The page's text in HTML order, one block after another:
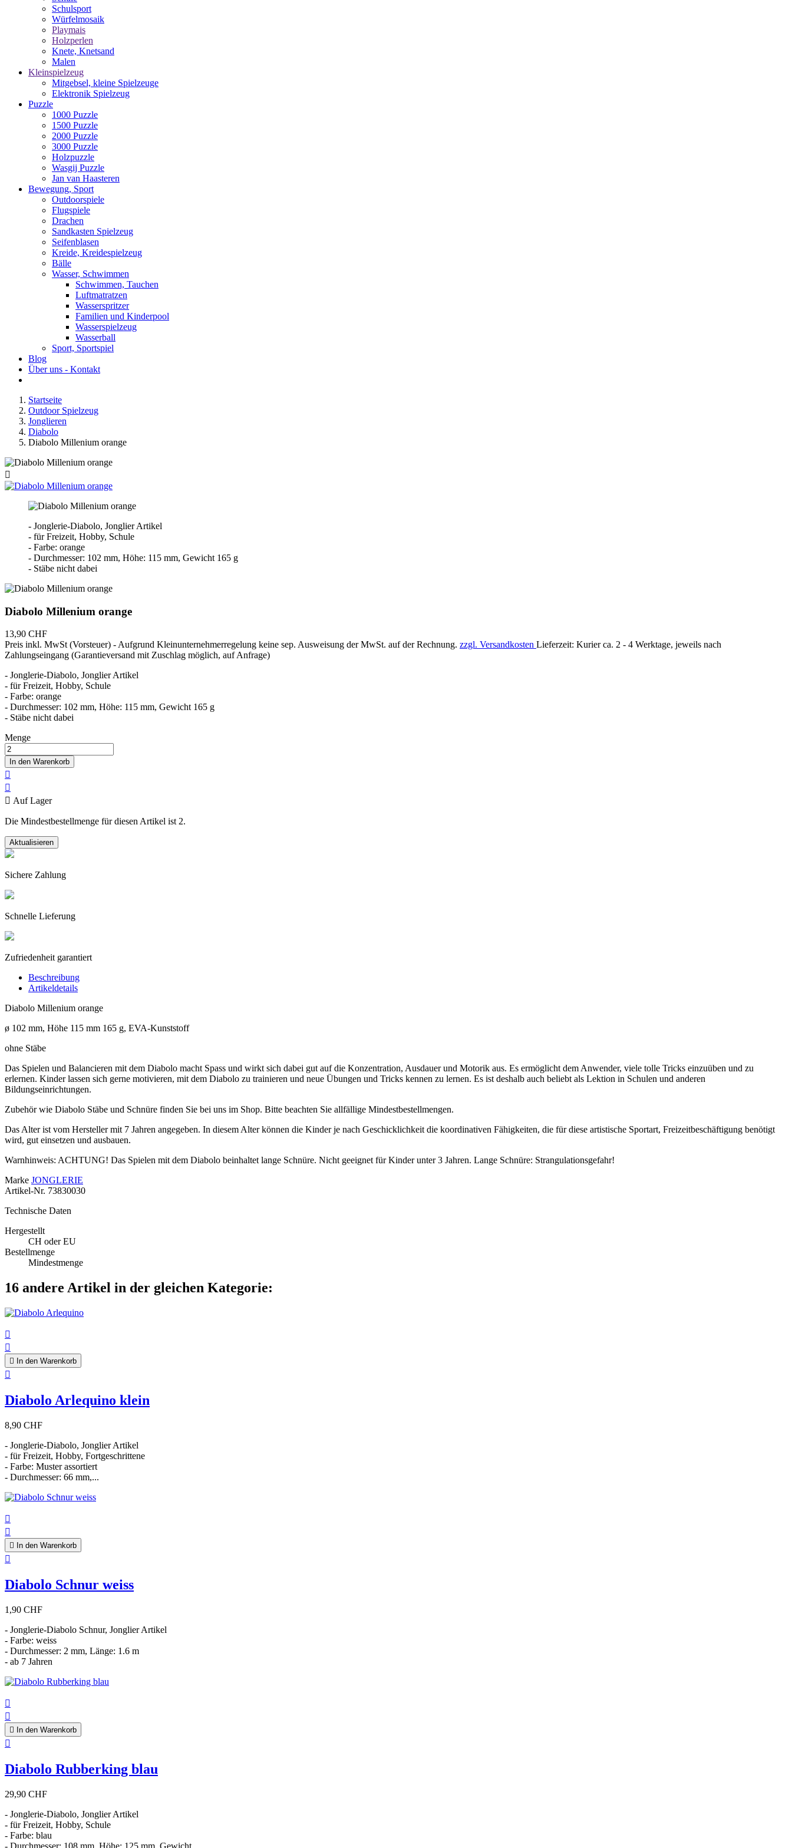
Schulsport
Würfelmosaik
Playmais
Holzperlen
Knete, Knetsand
Malen
Kleinspielzeug
Mitgebsel, kleine Spielzeuge
Elektronik Spielzeug
Puzzle
1000 Puzzle
1500 Puzzle
2000 Puzzle
3000 Puzzle
Holzpuzzle
Wasgij Puzzle
Jan van Haasteren
Bewegung, Sport
Outdoorspiele
Flugspiele
Drachen
Sandkasten Spielzeug
Seifenblasen
Kreide, Kreidespielzeug
Bälle
Wasser, Schwimmen
Schwimmen, Tauchen
Luftmatratzen
Wasserspritzer
Familien und Kinderpool
Wasserspielzeug
Wasserball
Sport, Sportspiel
Blog
Über uns - Kontakt
Startseite
Outdoor Spielzeug
Jonglieren
Diabolo
Diabolo Millenium orange

- Jonglerie-Diabolo, Jonglier Artikel
- für Freizeit, Hobby, Schule
- Farbe: orange
- Durchmesser: 102 mm, Höhe: 115 mm, Gewicht 165 g
- Stäbe nicht dabei
Diabolo Millenium orange
13,90 CHF
Preis inkl. MwSt (Vorsteuer) - Aufgrund Kleinunternehmerregelung keine sep. Ausweisung der MwSt. auf der Rechnung. zzgl. Versandkosten Lieferzeit: Kurier ca. 2 - 4 Werktage, jeweils nach
Zahlungseingang (Garantieversand mit Zuschlag möglich, auf Anfrage)
- Jonglerie-Diabolo, Jonglier Artikel
- für Freizeit, Hobby, Schule
- Farbe: orange
- Durchmesser: 102 mm, Höhe: 115 mm, Gewicht 165 g
- Stäbe nicht dabei
Menge
In den Warenkorb


 Auf Lager
Die Mindestbestellmenge für diesen Artikel ist 2.
Sichere Zahlung
Schnelle Lieferung
Zufriedenheit garantiert
Beschreibung
Artikeldetails
Diabolo Millenium orange
ø 102 mm, Höhe 115 mm 165 g, EVA-Kunststoff
ohne Stäbe
Das Spielen und Balancieren mit dem Diabolo macht Spass und wirkt sich dabei gut auf die Konzentration, Ausdauer und Motorik aus. Es ermöglicht dem Anwender, viele tolle Tricks einzuüben und zu
erlernen. Kinder lassen sich gerne motivieren, mit dem Diabolo zu trainieren und neue Übungen und Tricks kennen zu lernen. Es ist deshalb auch beliebt als Lektion in Schulen und anderen
Bildungseinrichtungen.
Zubehör wie Diabolo Stäbe und Schnüre finden Sie bei uns im Shop. Bitte beachten Sie allfällige Mindestbestellmengen.
Das Alter ist vom Hersteller mit 7 Jahren angegeben. In diesem Alter können die Kinder je nach Geschicklichkeit die koordinativen Fähigkeiten, die für diese artistische Sportart, Freizeitbeschäftigung benötigt
wird, gut einsetzen und ausbauen.
Warnhinweis: ACHTUNG! Das Spielen mit dem Diabolo beinhaltet lange Schnüre. Nicht geeignet für Kinder unter 3 Jahren. Lange Schnüre: Strangulationsgefahr!
Marke JONGLERIE
Artikel-Nr. 73830030
Technische Daten
Hergestellt
CH oder EU
Bestellmenge
Mindestmenge
16 andere Artikel in der gleichen Kategorie:


 In den Warenkorb

Diabolo Arlequino klein
8,90 CHF
- Jonglerie-Diabolo, Jonglier Artikel
- für Freizeit, Hobby, Fortgeschrittene
- Farbe: Muster assortiert
- Durchmesser: 66 mm,...


 In den Warenkorb

Diabolo Schnur weiss
1,90 CHF
- Jonglerie-Diabolo Schnur, Jonglier Artikel
- Farbe: weiss
- Durchmesser: 2 mm, Länge: 1.6 m
- ab 7 Jahren


 In den Warenkorb

Diabolo Rubberking blau
29,90 CHF
- Jonglerie-Diabolo, Jonglier Artikel
- für Freizeit, Hobby, Schule
- Farbe: blau
- Durchmesser: 108 mm, Höhe: 125 mm, Gewicht...